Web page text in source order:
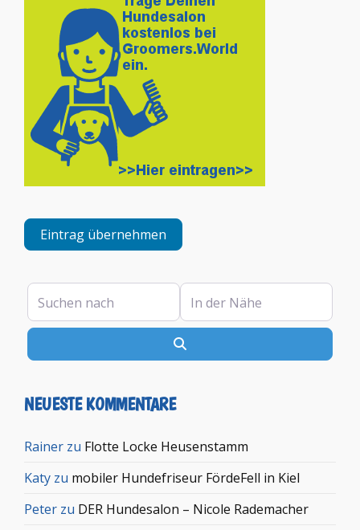
Eintrag übernehmen
Suchen nach In der Nähe
NEUESTE KOMMENTARE
Rainer zu Flotte Locke Heusenstamm
Katy zu mobiler Hundefriseur FördeFell in Kiel
Peter zu DER Hundesalon – Nicole Rademacher